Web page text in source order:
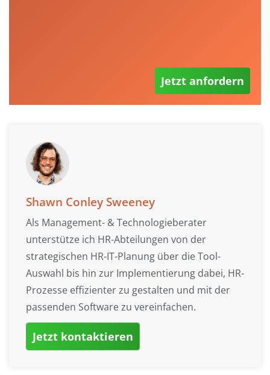
Jetzt anfordern
Shawn Conley Sweeney
Als Management- & Technologieberater
unterstütze ich HR-Abteilungen von der
strategischen HR-IT-Planung über die Tool-
Auswahl bis hin zur Implementierung dabei, HR-
Prozesse effizienter zu gestalten und mit der
passenden Software zu vereinfachen.
Jetzt kontaktieren